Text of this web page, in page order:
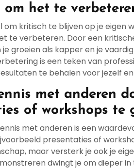
om het te
om kritisch te blijven op je
te verbeteren. Door een
groeien als kapper en je
is een teken van
te behalen voor jezelf
met anderen
of workshops te
met anderen is een
presentaties of
maar versterk je ook je
dwingt je om dieper